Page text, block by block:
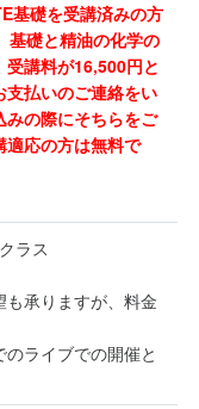
基礎を受講済みの方
基礎と精油の化学の
講料が16,500円と
払いのご連絡をい
の際にそちらをご
適応の方は無料で
ラス
承りますが、料金
ライブでの開催と